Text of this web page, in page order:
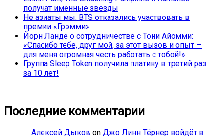
получат именные звёзды
Не азиаты мы: BTS отказались участвовать в
премии «Грэмми»
Йорн Ланде о сотрудничестве с Тони Айомми:
«Спасибо тебе, друг мой, за этот вызов и опыт —
для меня огромная честь работать с тобой!»
Группа Sleep Token получила платину в третий раз
за 10 лет!
Последние комментарии
Алексей Дыков on Джо Линн Тёрнер войдёт в